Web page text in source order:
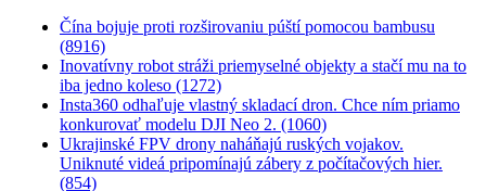
Čína bojuje proti rozširovaniu púští pomocou bambusu
(8916)
Inovatívny robot stráži priemyselné objekty a stačí mu na to
iba jedno koleso (1272)
Insta360 odhaľuje vlastný skladací dron. Chce ním priamo
konkurovať modelu DJI Neo 2. (1060)
Ukrajinské FPV drony naháňajú ruských vojakov.
Uniknuté videá pripomínajú zábery z počítačových hier.
(854)